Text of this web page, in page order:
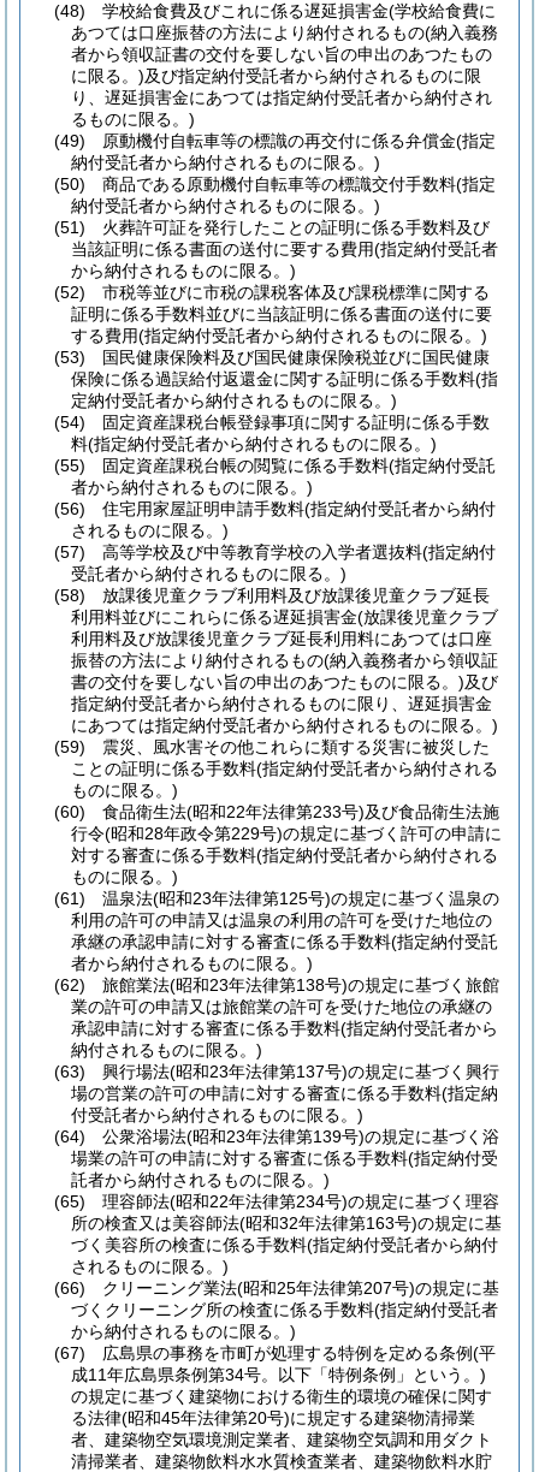
(48)
学校給食費及びこれに係る遅延損害金(学校給食費に
あつては口座振替の方法により納付されるもの(納入義務
者から領収証書の交付を要しない旨の申出のあつたもの
に限る。)及び指定納付受託者から納付されるものに限
り、遅延損害金にあつては指定納付受託者から納付され
るものに限る。)
(49)
原動機付自転車等の標識の再交付に係る弁償金(指定
納付受託者から納付されるものに限る。)
(50)
商品である原動機付自転車等の標識交付手数料(指定
納付受託者から納付されるものに限る。)
(51)
火葬許可証を発行したことの証明に係る手数料及び
当該証明に係る書面の送付に要する費用(指定納付受託者
から納付されるものに限る。)
(52)
市税等並びに市税の課税客体及び課税標準に関する
証明に係る手数料並びに当該証明に係る書面の送付に要
する費用(指定納付受託者から納付されるものに限る。)
(53)
国民健康保険料及び国民健康保険税並びに国民健康
保険に係る過誤給付返還金に関する証明に係る手数料(指
定納付受託者から納付されるものに限る。)
(54)
固定資産課税台帳登録事項に関する証明に係る手数
料(指定納付受託者から納付されるものに限る。)
(55)
固定資産課税台帳の閲覧に係る手数料(指定納付受託
者から納付されるものに限る。)
(56)
住宅用家屋証明申請手数料(指定納付受託者から納付
されるものに限る。)
(57)
高等学校及び中等教育学校の入学者選抜料(指定納付
受託者から納付されるものに限る。)
(58)
放課後児童クラブ利用料及び放課後児童クラブ延長
利用料並びにこれらに係る遅延損害金(放課後児童クラブ
利用料及び放課後児童クラブ延長利用料にあつては口座
振替の方法により納付されるもの(納入義務者から領収証
書の交付を要しない旨の申出のあつたものに限る。)及び
指定納付受託者から納付されるものに限り、遅延損害金
にあつては指定納付受託者から納付されるものに限る。)
(59)
震災、風水害その他これらに類する災害に被災した
ことの証明に係る手数料(指定納付受託者から納付される
ものに限る。)
(60)
食品衛生法(昭和22年法律第233号)及び食品衛生法施
行令(昭和28年政令第229号)の規定に基づく許可の申請に
対する審査に係る手数料(指定納付受託者から納付される
ものに限る。)
(61)
温泉法(昭和23年法律第125号)の規定に基づく温泉の
利用の許可の申請又は温泉の利用の許可を受けた地位の
承継の承認申請に対する審査に係る手数料(指定納付受託
者から納付されるものに限る。)
(62)
旅館業法(昭和23年法律第138号)の規定に基づく旅館
業の許可の申請又は旅館業の許可を受けた地位の承継の
承認申請に対する審査に係る手数料(指定納付受託者から
納付されるものに限る。)
(63)
興行場法(昭和23年法律第137号)の規定に基づく興行
場の営業の許可の申請に対する審査に係る手数料(指定納
付受託者から納付されるものに限る。)
(64)
公衆浴場法(昭和23年法律第139号)の規定に基づく浴
場業の許可の申請に対する審査に係る手数料(指定納付受
託者から納付されるものに限る。)
(65)
理容師法(昭和22年法律第234号)の規定に基づく理容
所の検査又は美容師法(昭和32年法律第163号)の規定に基
づく美容所の検査に係る手数料(指定納付受託者から納付
されるものに限る。)
(66)
クリーニング業法(昭和25年法律第207号)の規定に基
づくクリーニング所の検査に係る手数料(指定納付受託者
から納付されるものに限る。)
(67)
広島県の事務を市町が処理する特例を定める条例(平
成11年広島県条例第34号。以下「特例条例」という。)
の規定に基づく建築物における衛生的環境の確保に関す
る法律(昭和45年法律第20号)に規定する建築物清掃業
者、建築物空気環境測定業者、建築物空気調和用ダクト
清掃業者、建築物飲料水水質検査業者、建築物飲料水貯